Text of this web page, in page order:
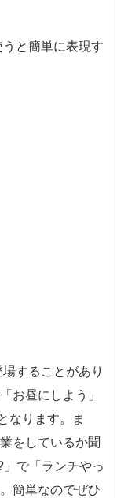
と簡単に表現す
することがあり
お昼にしよう」
なります。ま
をしているか聞
で「ランチやっ
簡単なのでぜひ